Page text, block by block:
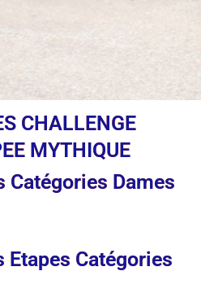
CHALLENGE
MYTHIQUE
Catégories Dames
Etapes Catégories